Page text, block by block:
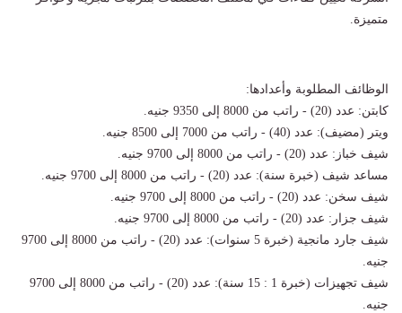
متميزة.
الوظائف المطلوبة وأعدادها:
كابتن: عدد (20) - راتب من 8000 إلى 9350 جنيه.
ويتر (مضيف): عدد (40) - راتب من 7000 إلى 8500 جنيه.
شيف خباز: عدد (20) - راتب من 8000 إلى 9700 جنيه.
مساعد شيف (خبرة سنة): عدد (20) - راتب من 8000 إلى 9700 جنيه.
شيف سخن: عدد (20) - راتب من 8000 إلى 9700 جنيه.
شيف جزار: عدد (20) - راتب من 8000 إلى 9700 جنيه.
شيف جارد مانجية (خبرة 5 سنوات): عدد (20) - راتب من 8000 إلى 9700
جنيه.
شيف تجهيزات (خبرة 1 : 15 سنة): عدد (20) - راتب من 8000 إلى 9700
جنيه.